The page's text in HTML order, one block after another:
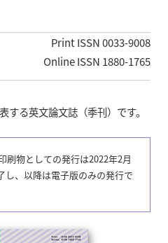
Print ISSN 0033-9008
Online ISSN 1880-1765
する英文論文誌（季刊）です。
物としての発行は2022年2月
し、以降は電子版のみの発行で